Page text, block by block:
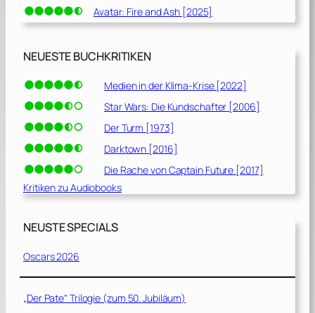
Avatar: Fire and Ash [2025]
NEUESTE BUCHKRITIKEN
Medien in der Klima-Krise [2022]
Star Wars: Die Kundschafter [2006]
Der Turm [1973]
Darktown [2016]
Die Rache von Captain Future [2017]
Kritiken zu Audiobooks
NEUSTE SPECIALS
Oscars 2026
„Der Pate“ Trilogie (zum 50. Jubiläum)